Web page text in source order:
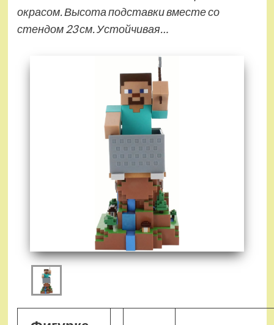
окрасом. Высота подставки вместе со
стендом 23 см. Устойчивая…